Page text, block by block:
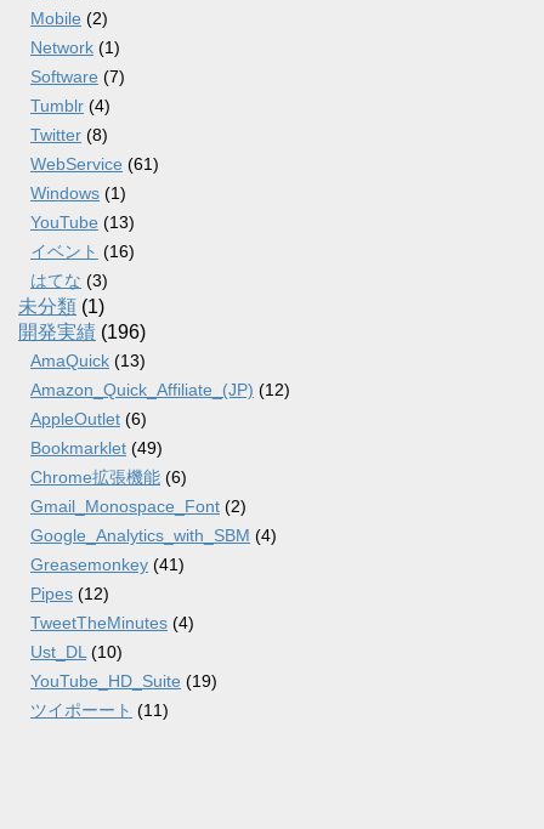
Mobile (2)
Network (1)
Software (7)
Tumblr (4)
Twitter (8)
WebService (61)
Windows (1)
YouTube (13)
イベント (16)
はてな (3)
未分類 (1)
開発実績 (196)
AmaQuick (13)
Amazon_Quick_Affiliate_(JP) (12)
AppleOutlet (6)
Bookmarklet (49)
Chrome拡張機能 (6)
Gmail_Monospace_Font (2)
Google_Analytics_with_SBM (4)
Greasemonkey (41)
Pipes (12)
TweetTheMinutes (4)
Ust_DL (10)
YouTube_HD_Suite (19)
ツイポーート (11)